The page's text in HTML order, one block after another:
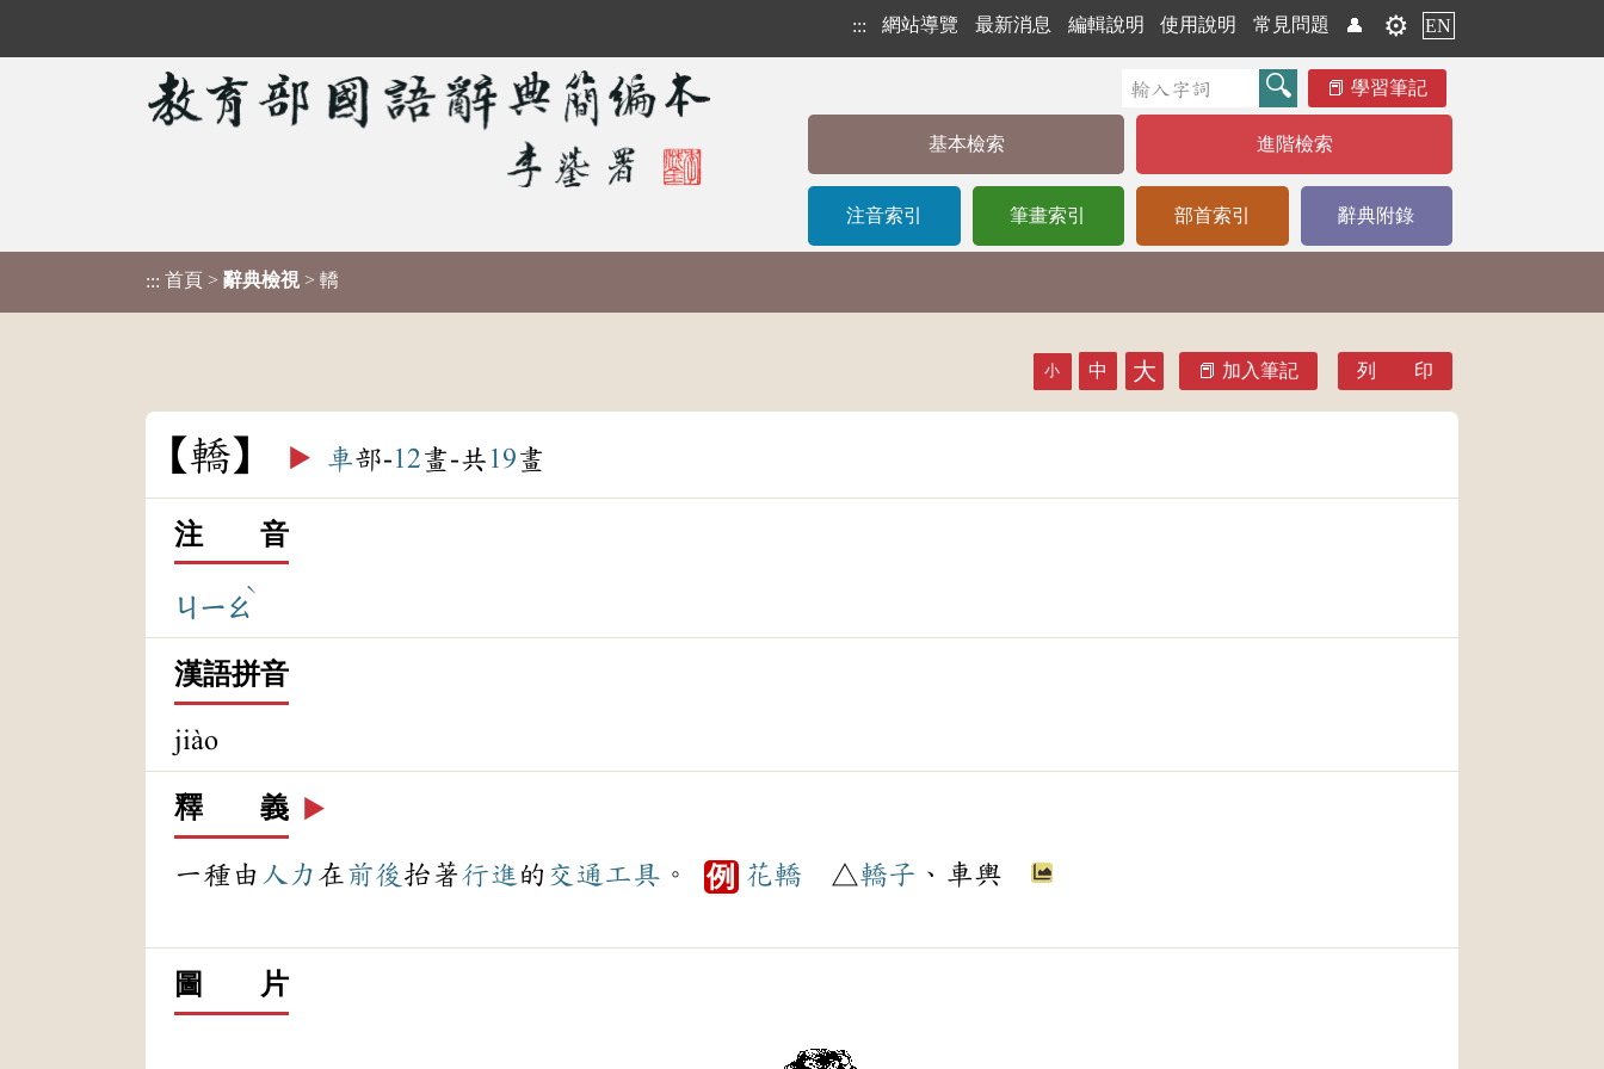
::: 網站導覽 最新消息 編輯說明 使用說明 常見問題 👤 ⚙️ EN
學習筆記
基本檢索 進階檢索
注音索引 筆畫索引 部首索引 辭典附錄
::: 首頁 > 辭典檢視 > 轎
小 中 大 加入筆記 列 印
轎 ▶️ 車部-12畫-共 19畫
注 音
ㄐㄧㄠ
ˋ
漢語拼音
jiào
釋 義 ▶️
一種由 人力 在前後 抬著行進 的 交通工具 。 例 花轎△轎子 、車輿
圖 片